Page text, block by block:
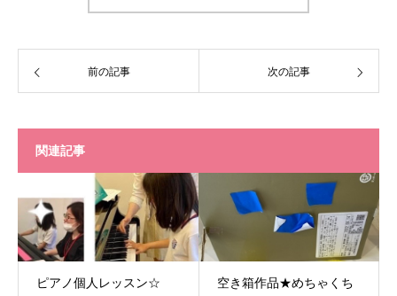
前の記事 次の記事
関連記事
ピアノ個人レッスン☆
空き箱作品★めちゃくち